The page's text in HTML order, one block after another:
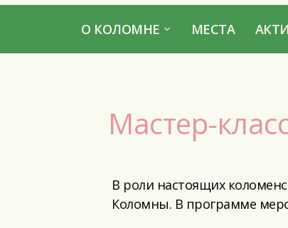
О КОЛОМНЕ МЕСТА
Мастер-
В роли настоящих
Коломны. В программе